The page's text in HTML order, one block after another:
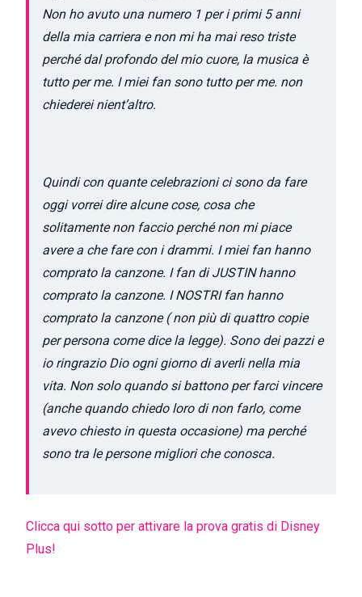
Non ho avuto una numero 1 per i primi 5 anni
della mia carriera e non mi ha mai reso triste
perché dal profondo del mio cuore, la musica è
tutto per me. I miei fan sono tutto per me. non
chiederei nient’altro.
Quindi con quante celebrazioni ci sono da fare
oggi vorrei dire alcune cose, cosa che
solitamente non faccio perché non mi piace
avere a che fare con i drammi. I miei fan hanno
comprato la canzone. I fan di JUSTIN hanno
comprato la canzone. I NOSTRI fan hanno
comprato la canzone ( non più di quattro copie
per persona come dice la legge). Sono dei pazzi e
io ringrazio Dio ogni giorno di averli nella mia
vita. Non solo quando si battono per farci vincere
(anche quando chiedo loro di non farlo, come
avevo chiesto in questa occasione) ma perché
sono tra le persone migliori che conosca.
Clicca qui sotto per attivare la prova gratis di Disney
Plus!